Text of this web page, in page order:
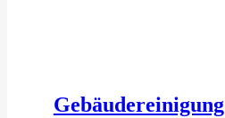
Gebäudereinigung